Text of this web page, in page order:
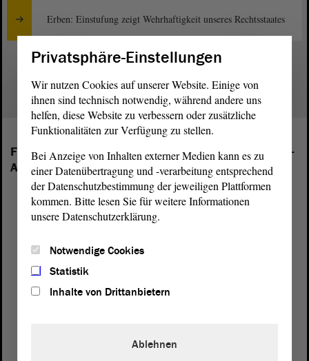
Erben: Einstufung zeigt Wehrhaftigkeit unseres Rechtsstaates
1
Folgende Fraktionen sind im Landtag von Sachsen-
Anhalt vertreten:
Privatsphäre-Einstellungen
Wir nutzen Cookies auf unserer Website. Einige von
ihnen sind technisch notwendig, während andere uns
helfen, diese Website zu verbessern oder zusätzliche
Funktionalitäten zur Verfügung zu stellen.
Bei Anzeige von Inhalten externer Medien kann es zu
einer Datenübertragung und -verarbeitung entsprechend
der Datenschutzbestimmung der jeweiligen Plattformen
kommen. Bitte lesen Sie für weitere Informationen
unsere Datenschutzerklärung.
Notwendige Cookies
Statistik
Inhalte von Drittanbietern
Ablehnen